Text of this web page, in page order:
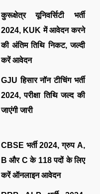
कुरूक्षेत्र यूनिवर्सिटी भर्ती
2024, KUK में आवेदन करने
की अंतिम तिथि निकट, जल्दी
करें आवेदन
GJU हिसार नॉन टीचिंग भर्ती
2024, परीक्षा तिथि जल्द की
जाएंगी जारी
CBSE भर्ती 2024, ग्रुप A,
B और C के 118 पदों के लिए
करें ऑनलाइन आवेदन